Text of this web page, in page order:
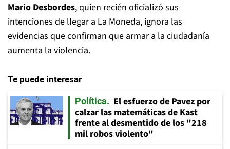
Mario Desbordes, quien recién oficializó sus
intenciones de llegar a La Moneda, ignora las
evidencias que confirman que armar a la ciudadanía
aumenta la violencia.
Te puede interesar
Política
El esfuerzo de Pavez por
calzar las matemáticas de Kast
frente al desmentido de los "218
mil robos violento"